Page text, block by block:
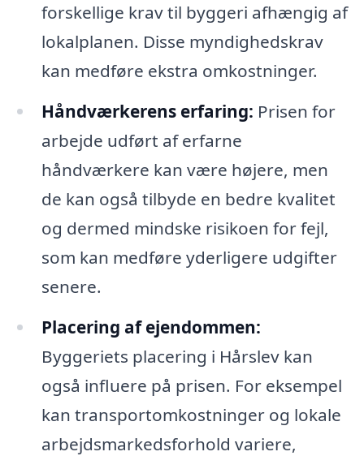
forskellige krav til byggeri afhængig af
lokalplanen. Disse myndighedskrav
kan medføre ekstra omkostninger.
Håndværkerens erfaring: Prisen for
arbejde udført af erfarne
håndværkere kan være højere, men
de kan også tilbyde en bedre kvalitet
og dermed mindske risikoen for fejl,
som kan medføre yderligere udgifter
senere.
Placering af ejendommen:
Byggeriets placering i Hårslev kan
også influere på prisen. For eksempel
kan transportomkostninger og lokale
arbejdsmarkedsforhold variere,